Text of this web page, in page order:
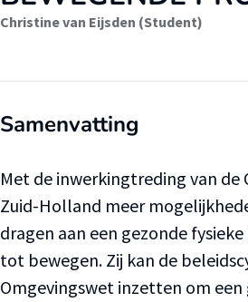
Christine van Eijsden (Student)
Samenvatting
Met de inwerkingtreding van de
Zuid-Holland meer
dragen aan een gezonde
tot bewegen. Zij kan de
Omgevingswet inzetten om